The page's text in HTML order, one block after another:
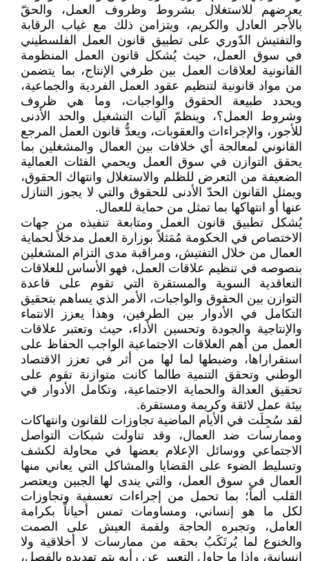
يعرضهم للاستغلال بشروط وظروف العمل، والحقّ
بالأجر العادل والكريم، ويتزامن ذلك مع غياب الرقابة
والتفتيش الدّوري على تطبيق قانون العمل الفلسطيني
في سوق العمل، حيث يُشكل قانون العمل المنظومة
القانونية لعلاقات العمل بين طرفي الإنتاج، بما يتضمن
من مواد قانونية لتنظيم عقود العمل الفردية والجماعية،
ويحدد طبيعة الحقوق والواجبات، وما هي ظروف
وشروط العمل؟، وينظمّ آليات التشغيل والحد الأدنى
للأجور، والإجراءات والعقوبات، ويعدُّ قانون العمل المرجع
القانوني لمعالجة أي خلافات بين العمال والمشغلين بما
يحقق التوازن في سوق العمل ويحمي الفئات العمالية
الضعيفة من التعرض للظلم والاستغلال وانتهاك الحقوق،
ويمثل القانون الحدّ الأدنى للحقوق والتي لا يجوز التنازل
عنها أو انتهاكها بما تمثل من حماية للعمال.
يُشكل تطبيق قانون العمل ومتابعة تنفيذه من جهات
الاختصاص في الحكومة مُمَثلاً بوزارة العمل مدخلاً لحماية
العمال من خلال التفتيش، ومراقبة مدى التزام المشغلين
بنصوصه في تنظيم علاقات العمل، فهو الأساس للعلاقات
التعاقدية السوية والمستقرة التي تقوم على قاعدة
التوازن بين الحقوق والواجبات، الأمر الذي يساهم بتحقيق
التكامل في الأدوار بين الطرفين، وهذا يعزز الانتماء
والإنتاجية والجودة وتحسين الأداء، حيث وتعتبر علاقات
العمل من أهم العلاقات الاجتماعية الواجب الحفاظ على
استقراراها، وضبطها لما لها من أثر في تعزز الاقتصاد
الوطني وتحقق التنمية طالما كانت متوازنة تقوم على
تحقيق العدالة والحماية الاجتماعية، وتكامل الأدوار في
بيئة عمل لائقة وكريمة ومستقرة.
لقد سُجِلَت في الأيام الماضية تجاوزات للقانون وانتهاكات
وممارسات ضد العمال، وقد تناولت شبكات التواصل
الاجتماعي ووسائل الإعلام بعضها في محاولة لكشف
وتسليط الضوء على القضايا والمشاكل التي يعاني منها
العمال في سوق العمل، والتي يندى لها الجبين ويعتصر
القلب ألماً؛ بما تحمل من إجراءات تعسفية وتجاوزات
لكل ما هو إنساني، ومساومات تمس أحياناً بكرامة
العامل، وتجبره الحاجة ولقمة العيش على الصمت
والخنوع لما يُرتَكَبُ بحقه من ممارسات لا أخلاقية ولا
إنسانية، وإذا ما حاول التعبير عن رأيه يتم تهديده بالفصل،